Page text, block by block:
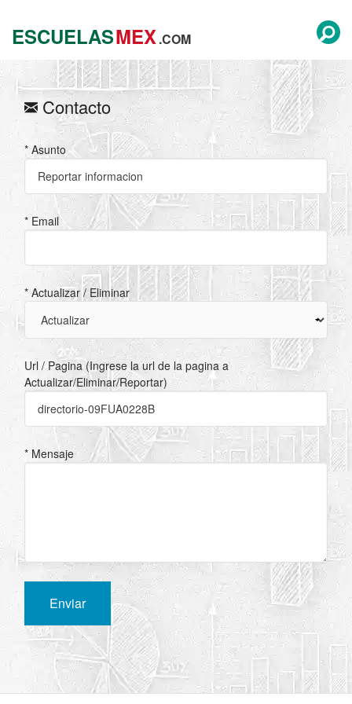
ESCUELASMEX.COM
Contacto
* Asunto
* Email
* Actualizar / Eliminar
Url / Pagina (Ingrese la url de la pagina a
Actualizar/Eliminar/Reportar)
* Mensaje
Enviar